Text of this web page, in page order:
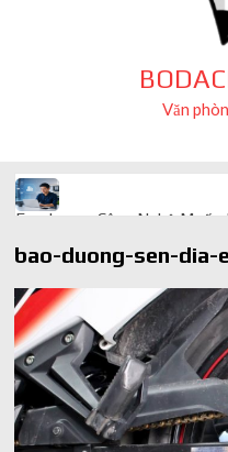
Văn
Freelancer Công Nghệ Muốn
Quà cá nhân hóa: vì
AI trong doanh nghiệp:
Ứng dụng AI trong doanh
bao-duong-sen-dia-